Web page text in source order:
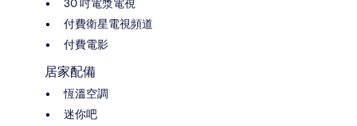
30 吋電漿電視
付費衛星電視頻道
付費電影
居家配備
恆溫空調
迷你吧